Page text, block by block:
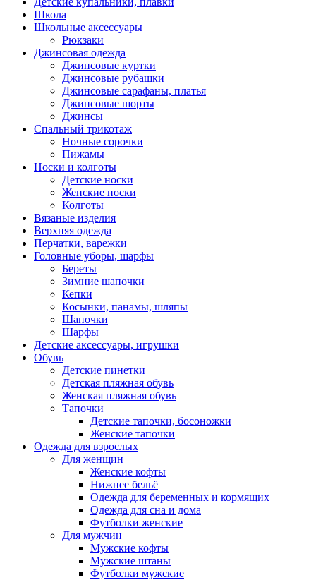
Школа
Школьные аксессуары
Рюкзаки
Джинсовая одежда
Джинсовые куртки
Джинсовые рубашки
Джинсовые сарафаны, платья
Джинсовые шорты
Джинсы
Спальный трикотаж
Ночные сорочки
Пижамы
Носки и колготы
Детские носки
Женские носки
Колготы
Вязаные изделия
Верхняя одежда
Перчатки, варежки
Головные уборы, шарфы
Береты
Зимние шапочки
Кепки
Косынки, панамы, шляпы
Шапочки
Шарфы
Детские аксессуары, игрушки
Обувь
Детские пинетки
Детская пляжная обувь
Женская пляжная обувь
Тапочки
Детские тапочки, босоножки
Женские тапочки
Одежда для взрослых
Для женщин
Женские кофты
Нижнее бельё
Одежда для беременных и кормящих
Одежда для сна и дома
Футболки женские
Для мужчин
Мужские кофты
Мужские штаны
Футболки мужские